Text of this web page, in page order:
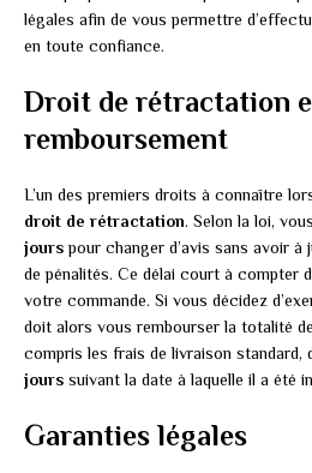
légales afin de vous permettre
en toute confiance.
Droit de rétractation
remboursement
L’un des premiers droits à connaître
droit de rétractation. Selon la loi,
jourspour changer d’avis sans avoir
de pénalités. Ce délai court à compter
votre commande. Si vous décidez
doit alors vous rembourser la totalité
compris les frais de livraison standard,
jours suivant la date à laquelle il a été
Garanties légales